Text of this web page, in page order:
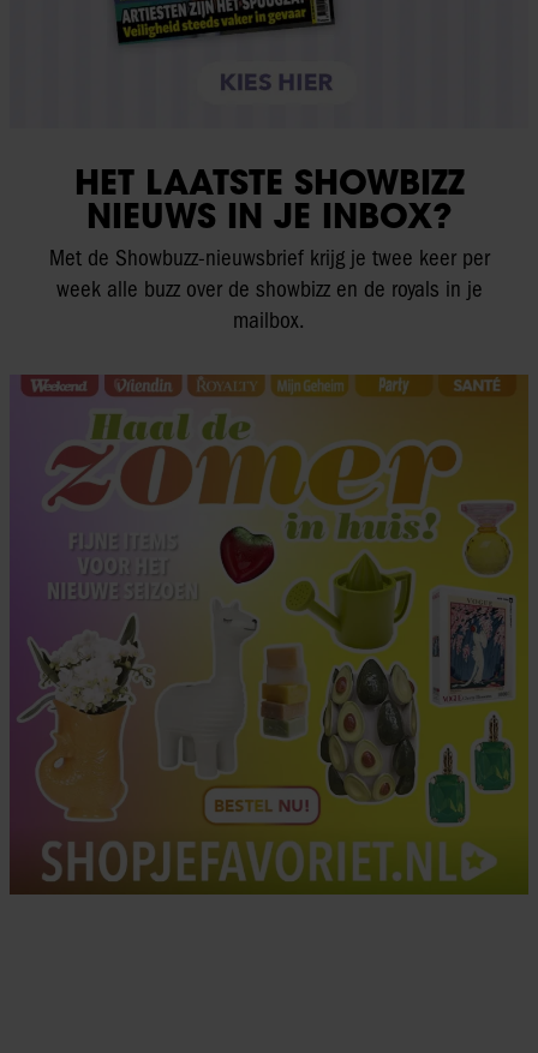
HET LAATSTE SHOWBIZZ
NIEUWS IN JE INBOX?
Met de Showbuzz-nieuwsbrief krijg je twee keer per
week alle buzz over de showbizz en de royals in je
mailbox.